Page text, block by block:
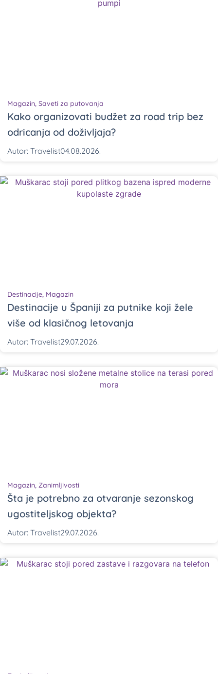
Magazin, Saveti za putovanja
Kako organizovati budžet za road trip bez
odricanja od doživljaja?
Autor: Travelist04.08.2026.
Destinacije, Magazin
Destinacije u Španiji za putnike koji žele
više od klasičnog letovanja
Autor: Travelist29.07.2026.
Magazin, Zanimljivosti
Šta je potrebno za otvaranje sezonskog
ugostiteljskog objekta?
Autor: Travelist29.07.2026.